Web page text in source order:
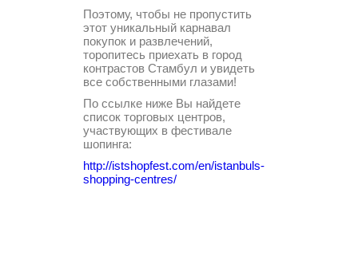
Поэтому, чтобы не пропустить
этот уникальный карнавал
покупок и развлечений,
торопитесь приехать в город
контрастов Стамбул и увидеть
все собственными глазами!
По ссылке ниже Вы найдете
список торговых центров,
участвующих в фестивале
шопинга:
http://istshopfest.com/en/istanbuls-
shopping-centres/